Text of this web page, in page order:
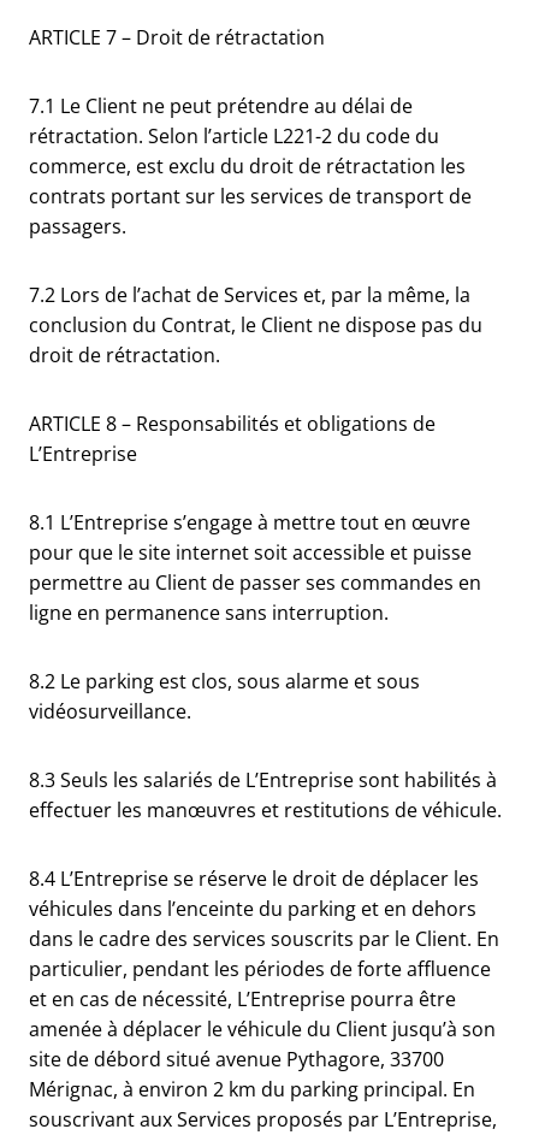
ARTICLE 7 – Droit de rétractation
7.1 Le Client ne peut prétendre au délai de
rétractation. Selon l’article L221-2 du code du
commerce, est exclu du droit de rétractation les
contrats portant sur les services de transport de
passagers.
7.2 Lors de l’achat de Services et, par la même, la
conclusion du Contrat, le Client ne dispose pas du
droit de rétractation.
ARTICLE 8 – Responsabilités et obligations de
L’Entreprise
8.1 L’Entreprise s’engage à mettre tout en œuvre
pour que le site internet soit accessible et puisse
permettre au Client de passer ses commandes en
ligne en permanence sans interruption.
8.2 Le parking est clos, sous alarme et sous
vidéosurveillance.
8.3 Seuls les salariés de L’Entreprise sont habilités à
effectuer les manœuvres et restitutions de véhicule.
8.4 L’Entreprise se réserve le droit de déplacer les
véhicules dans l’enceinte du parking et en dehors
dans le cadre des services souscrits par le Client. En
particulier, pendant les périodes de forte affluence
et en cas de nécessité, L’Entreprise pourra être
amenée à déplacer le véhicule du Client jusqu’à son
site de débord situé avenue Pythagore, 33700
Mérignac, à environ 2 km du parking principal. En
souscrivant aux Services proposés par L’Entreprise,